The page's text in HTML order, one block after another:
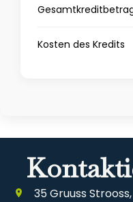
Kosten des Kredits
35 Gruuss